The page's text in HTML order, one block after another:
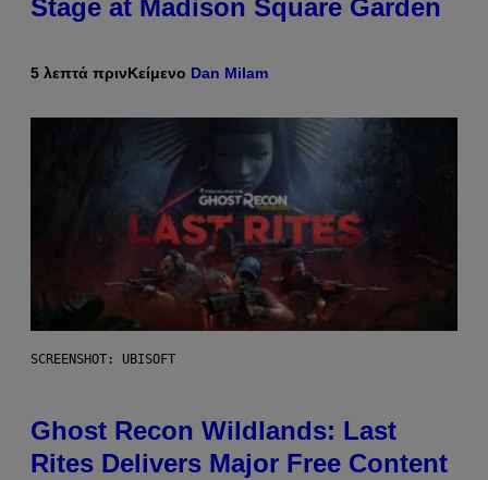
Stage at Madison Square Garden
5 λεπτά πρινΚείμενο Dan Milam
SCREENSHOT: UBISOFT
Ghost Recon Wildlands: Last
Rites Delivers Major Free Content